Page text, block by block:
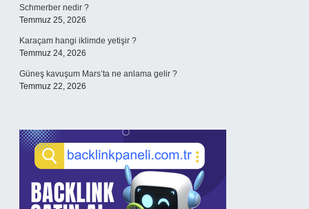
Schmerber nedir ?
Temmuz 25, 2026
Karaçam hangi iklimde yetişir ?
Temmuz 24, 2026
Güneş kavuşum Mars’ta ne anlama gelir ?
Temmuz 22, 2026